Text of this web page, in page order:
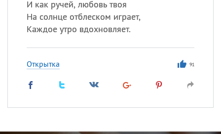
И как ручей, любовь твоя
На солнце отблеском играет,
Каждое утро вдохновляет.
Открытка 91